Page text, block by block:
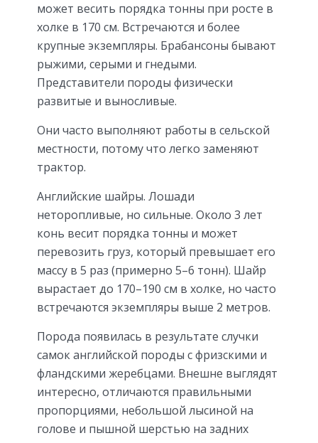
может весить порядка тонны при росте в
холке в 170 см. Встречаются и более
крупные экземпляры. Брабансоны бывают
рыжими, серыми и гнедыми.
Представители породы физически
развитые и выносливые.
Они часто выполняют работы в сельской
местности, потому что легко заменяют
трактор.
Английские шайры. Лошади
неторопливые, но сильные. Около 3 лет
конь весит порядка тонны и может
перевозить груз, который превышает его
массу в 5 раз (примерно 5–6 тонн). Шайр
вырастает до 170–190 см в холке, но часто
встречаются экземпляры выше 2 метров.
Порода появилась в результате случки
самок английской породы с фризскими и
фландскими жеребцами. Внешне выглядят
интересно, отличаются правильными
пропорциями, небольшой лысиной на
голове и пышной шерстью на задних